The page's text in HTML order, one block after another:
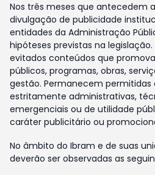
Nos três meses que antecedem
divulgação de publicidade
entidades da Administração
hipóteses previstas na
evitados conteúdos que
públicos, programas, obras,
gestão. Permanecem permitidas
estritamente administrativas,
emergenciais ou de utilidade
caráter publicitário ou
No âmbito do Ibram e de suas
deverão ser observadas as